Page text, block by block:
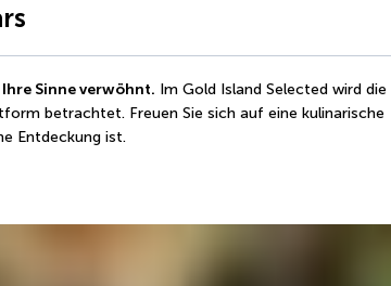
Sinne verwöhnt. Im Gold Island Selected wird die
betrachtet. Freuen Sie sich auf eine kulinarische
Entdeckung ist.